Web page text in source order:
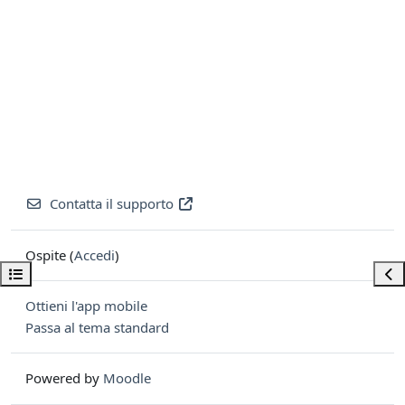
Apri indice del corso
Contatta il supporto
Ospite (Accedi)
Ottieni l'app mobile
Passa al tema standard
Powered by Moodle